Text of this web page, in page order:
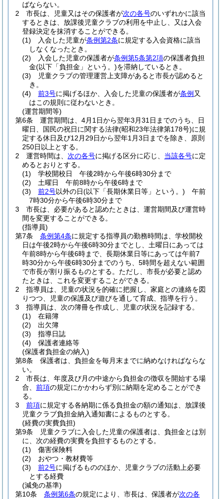
ばならない。
2
市長は、児童又はその保護者が次の各号のいずれかに該当
するときは、放課後児童クラブの利用を中止し、又は入会
登録決定を抹消することができる。
(1)
入会した児童が条例第2条に規定する入会資格に該当
しなくなったとき。
(2)
入会した児童の保護者が条例第5条第2項の保護者負担
金(以下「負担金」という。)を滞納しているとき。
(3)
児童クラブの管理運営上支障があると市長が認めると
き。
(4)
前3号に掲げるほか、入会した児童の保護者が条例 又
はこの規則に従わないとき。
(運営期間等)
第6条
運営期間は、4月1日から翌年3月31日までのうち、日
曜日、国民の祝日に関する法律(昭和23年法律第178号)に規
定する休日及び12月29日から翌年1月3日までを除き、原則
250日以上とする。
2
運営時間は、 次の各号に掲げる区分に応じ、 当該各号に定
めるとおりとする。
(1)
学校開校日 午後2時から午後6時30分まで
(2)
土曜日 午前8時から午後6時まで
(3)
前2号以外の日(以下「長期休業日等」という。) 午前
7時30分から午後6時30分まで
3
市長は、必要があると認めたときは、運営期間及び運営時
間を変更することができる。
(指導員)
第7条
条例第4条に規定する指導員の勤務時間は、学校開校
日は午後2時から午後6時30分までとし、土曜日にあっては
午前8時から午後6時まで、長期休業日等にあっては午前7
時30分から午後6時30分までのうち、5時間を超えない範囲
で市長が割り振るものとする。 ただし、市長が必要と認め
たときは、これを変更することができる。
2
指導員は、児童の状況を的確に把握し、家庭との連絡を図
りつつ、児童の保護及び遊びを通して育成、指導を行う。
3
指導員は、次の簿冊を作成し、児童の状況を記録する。
(1)
在籍簿
(2)
出欠簿
(3)
指導日誌
(4)
保護者連絡等
(保護者負担金の納入)
第8条
保護者は、負担金を毎月末までに納めなければならな
い。
2
市長は、年度及び月の中途から負担金の徴収を開始する場
合、 前項の規定にかかわらず別に納期を定めることができ
る。
3
前項に規定する各納期に係る負担金の額の通知は、放課後
児童クラブ負担金納入通知書によるものとする。
(経費の実費負担)
第9条
児童クラブに入会した児童の保護者は、負担金とは別
に、次の経費の実費を負担するものとする。
(1)
傷害保険料
(2)
おやつ・教材費等
(3)
前2号に掲げるもののほか、児童クラブの活動上必要
とする経費
(減免の基準)
第10条
条例第6条の規定により、市長は、保護者が次の各